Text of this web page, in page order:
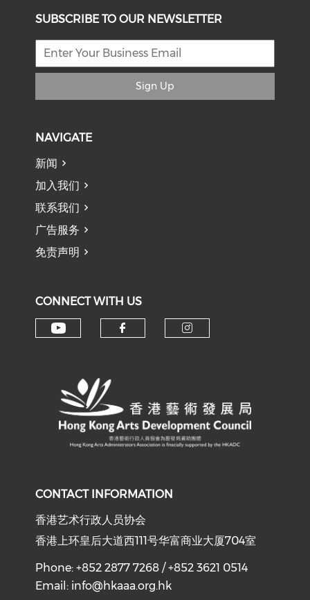
SUBSCRIBE TO OUR NEWSLETTER
Sign Up
NAVIGATE
新闻
加入我们
联系我们
广告服务
免责声明
CONNECT WITH US
CONTACT INFORMATION
香港艺术行政人员协会
香港上环皇后大道西111号华富商业大厦704室
Phone: +852 2877 7268 / +852 3621 0514
Email: info@hkaaa.org.hk